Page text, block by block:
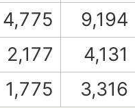
4,775
9,194
2,177
4,131
1,775 3,316